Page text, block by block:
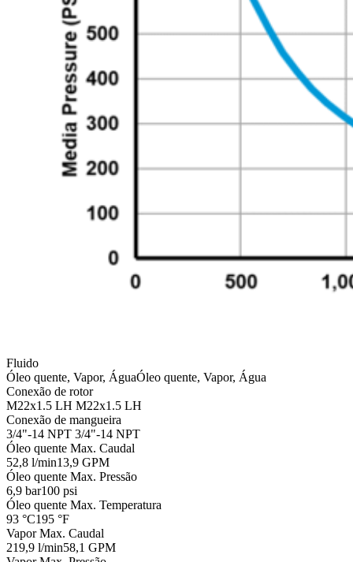
Fluido
Óleo quente, Vapor, ÁguaÓleo quente, Vapor, Água
Conexão de rotor
M22x1.5 LH M22x1.5 LH
Conexão de mangueira
3/4"-14 NPT 3/4"-14 NPT
Óleo quente Max. Caudal
52,8 l/min13,9 GPM
Óleo quente Max. Pressão
6,9 bar100 psi
Óleo quente Max. Temperatura
93 °C195 °F
Vapor Max. Caudal
219,9 l/min58,1 GPM